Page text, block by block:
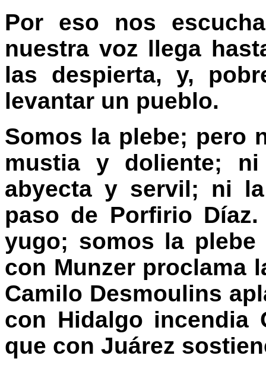
Por eso nos
nuestra voz llega
las despierta, y,
levantar un pueblo.
Somos la plebe; pero
mustia y doliente;
abyecta y servil; ni
paso de Porfirio
yugo; somos la plebe
con Munzer proclama
Camilo Desmoulins
con Hidalgo incendia
que con Juárez